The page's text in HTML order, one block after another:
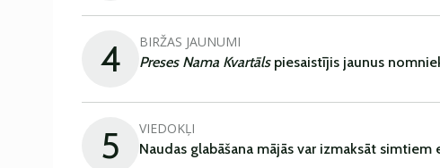
4 BIRŽAS JAUNUMI
Preses Nama Kvartāls piesaistījis jaunus
5 VIEDOKĻI
Naudas glabāšana mājās var izmaksāt simtiem